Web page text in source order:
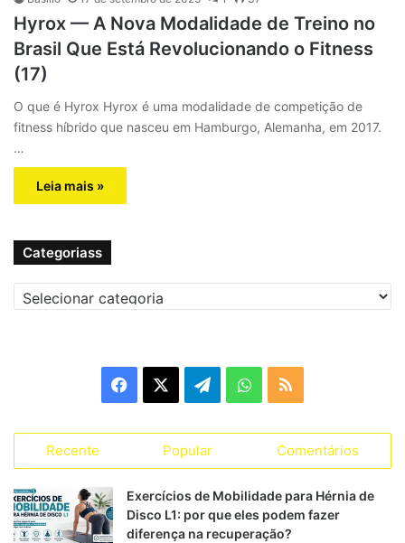
Hyrox — A Nova Modalidade de Treino no
Brasil Que Está Revolucionando o Fitness
(17)
O que é Hyrox Hyrox é uma modalidade de competição de
fitness híbrido que nasceu em Hamburgo, Alemanha, em 2017.
…
Leia mais »
Categoriass
a
e
b
e
g
W
t
s
S
Recente Popular Comentários
Exercícios de Mobilidade para Hérnia de
Disco L1: por que eles podem fazer
diferença na recuperação?